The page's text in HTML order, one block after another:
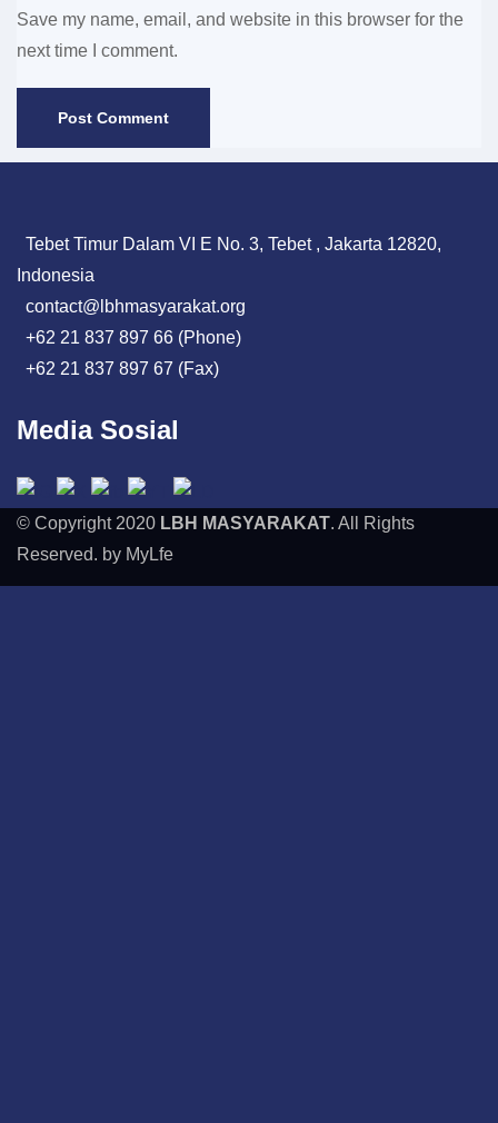
Save my name, email, and website in this browser for the
next time I comment.
Tebet Timur Dalam VI E No. 3, Tebet , Jakarta 12820,
Indonesia
contact@lbhmasyarakat.org
+62 21 837 897 66 (Phone)
+62 21 837 897 67 (Fax)
Media Sosial
© Copyright 2020 LBH MASYARAKAT. All Rights
Reserved. by MyLfe